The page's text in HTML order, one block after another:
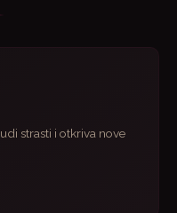
strasti i otkriva nove